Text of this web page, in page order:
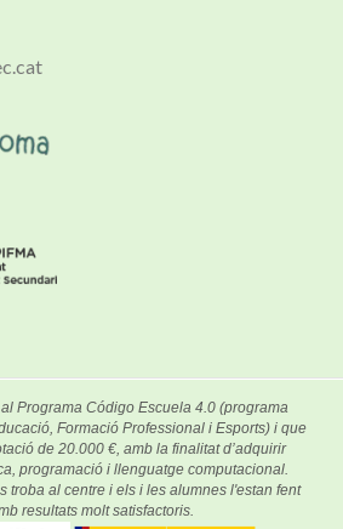
Programa Código Escuela 4.0 (programa
Formació Professional i Esports) i que
de 20.000 €, amb la finalitat d’adquirir
programació i llenguatge computacional.
troba al centre i els i les alumnes l'estan fent
resultats molt satisfactoris.